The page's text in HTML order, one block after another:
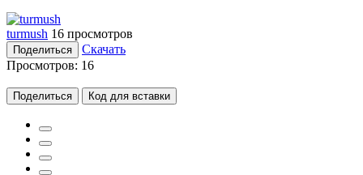
turmush 16 просмотров
Поделиться
Скачать
Просмотров: 16
Поделиться Код для вставки